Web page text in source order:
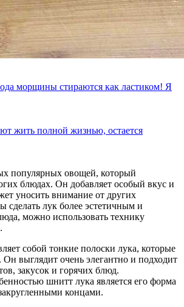
морщины стираются как ластиком! Я
жить полной жизнью, остается
популярных овощей, который
блюдах. Он добавляет особый вкус и
уносить внимание от других
сделать лук более эстетичным и
можно использовать технику
собой тонкие полоски лука, которые
выглядит очень элегантно и подходит
закусок и горячих блюд.
шнитт лука является его форма
концами.